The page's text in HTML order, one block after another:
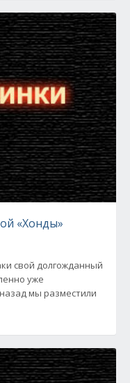
«Хонды»
свой долгожданный
уже
мы разместили